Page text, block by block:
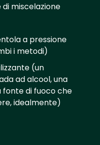
miscelazione
a pressione
i metodi)
(un
ad alcool, una
di fuoco che
idealmente)